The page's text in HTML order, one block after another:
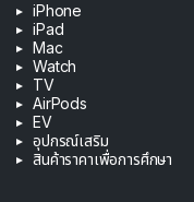
iPhone
iPad
Mac
Watch
TV
AirPods
EV
อุปกรณ์เสริม
สินค้าราคาเพื่อการศึกษา